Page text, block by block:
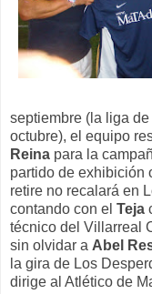
septiembre (la liga
octubre), el equipo
Reina para la
partido de exhibición
retire no recalará en
contando con el Teja
técnico del Villarreal
sin olvidar a Abel
la gira de Los
dirige al Atlético de